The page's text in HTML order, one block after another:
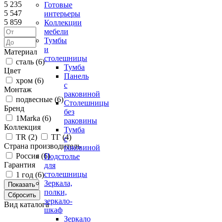
Готовые
интерьеры
Коллекции
мебели
Тумбы
и
столешницы
Тумба
Панель
с
раковиной
Столешницы
без
раковины
Тумба
с
раковиной
Подстолье
для
столешницы
Зеркала,
полки,
зеркало-
шкаф
Зеркало
5 235
5 547
5 859
Материал
сталь (6)
Цвет
хром (6)
Монтаж
подвесные (6)
Бренд
1Marka (6)
Коллекция
ТR (2) ТГ (4)
Страна производитель
Россия (6)
Гарантия
1 год (6)
Вид каталога